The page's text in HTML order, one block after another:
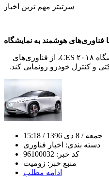
سرتیتر مهم ترین اخبار
نیسان قصد دارد به زودی در نمایشگاه CES ۲۰۱۸، از فناوری‌های
و کنترل خودرو رونمایی کند.
جمعه / 8 دی 1396
/ 15:18
دسته بندی: اخبار فناوری
کد خبر: 96100032
منبع خبر: زومیت
ادامه مطلب